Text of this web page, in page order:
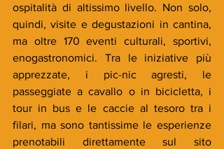
ospitalità di altissimo livello. Non solo,
quindi, visite e degustazioni in cantina,
ma oltre 170 eventi culturali, sportivi,
enogastronomici. Tra le iniziative più
apprezzate, i pic-nic agresti, le
passeggiate a cavallo o in bicicletta, i
tour in bus e le caccie al tesoro tra i
filari, ma sono tantissime le esperienze